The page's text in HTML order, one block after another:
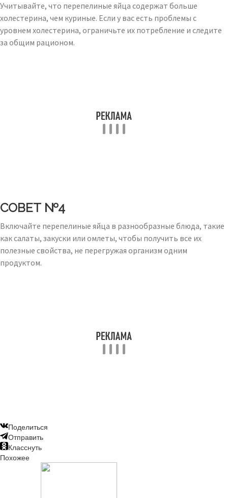
Учитывайте, что перепелиные яйца содержат больше
холестерина, чем куриные. Если у вас есть проблемы с
уровнем холестерина, ограничьте их потребление и следите
за общим рационом.
СОВЕТ №4
Включайте перепелиные яйца в разнообразные блюда, такие
как салаты, закуски или омлеты, чтобы получить все их
полезные свойства, не перегружая организм одним
продуктом.
Поделиться
Отправить
Класснуть
Похожее